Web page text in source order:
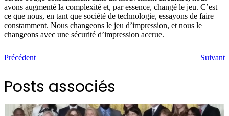
avons augmenté la complexité et, par essence, changé le jeu. C’est
ce que nous, en tant que société de technologie, essayons de faire
constamment. Nous changeons le jeu d’impression, et nous le
changeons avec une sécurité d’impression accrue.
Précédent Suivant
Posts associés